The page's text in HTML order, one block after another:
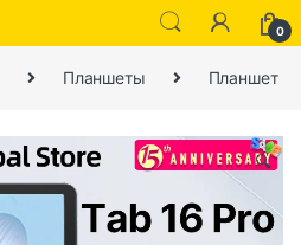
0
Планшеты Планшет
🔍